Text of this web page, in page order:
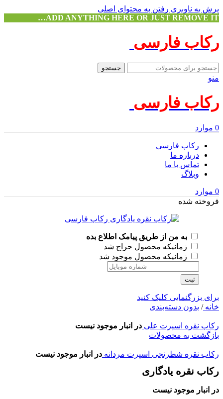
پرش به ناوبری رفتن به محتوای اصلی
ADD ANYTHING HERE OR JUST REMOVE IT…
رکاب فارسی
جستجو
منو
رکاب فارسی
0 موارد
رکاب فارسی
درباره ما
تماس با ما
وبلاگ
0 موارد
فروخته شده
به من از طریق پیامک اطلاع بده
زمانیکه محصول حراج شد
زمانیکه محصول موجود شد
ثبت
برای بزرگنمایی کلیک کنید
خانه/ بدون دسته‌بندی
رکاب نقره اسپرت علی در انبار موجود نیست
بازگشت به محصولات
رکاب نقره شطرنجی اسپرت مردانه در انبار موجود نیست
رکاب نقره یادگاری
در انبار موجود نیست